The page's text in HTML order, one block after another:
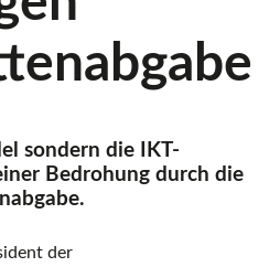
sondern die IKT-
Bedrohung durch die
der